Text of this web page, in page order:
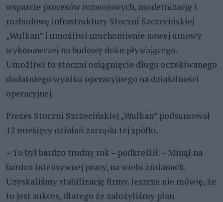
wsparcie procesów rozwojowych, modernizację i
rozbudowę infrastruktury Stoczni Szczecińskiej
„Wulkan” i umożliwi uruchomienie nowej umowy
wykonawczej na budowę doku pływającego.
Umożliwi to stoczni osiągnięcie długo oczekiwanego
dodatniego wyniku operacyjnego na działalności
operacyjnej.
Prezes Stoczni Szczecińskiej „Wulkan” podsumował
12 miesięcy działań zarządu tej spółki.
– To był bardzo trudny rok – podkreślił. – Minął na
bardzo intensywnej pracy, na wielu zmianach.
Uzyskaliśmy stabilizację firmy. Jeszcze nie mówię, że
to jest sukces, dlatego że założyliśmy plan